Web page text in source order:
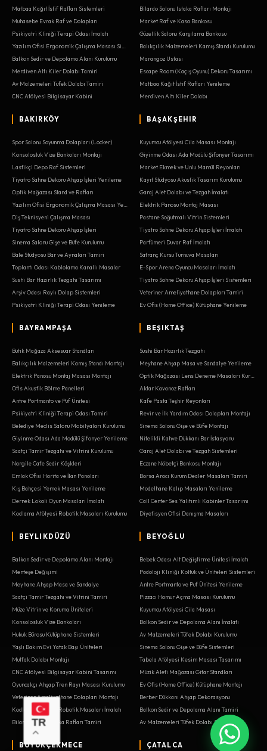
Matbaa Kağıt İstif Rafları Sistemleri
Muhasebe Evrak Raf ve Dolapları
Psikiyatri Kliniği Terapi Odası İmalatı
Balkon Sedir ve Depolama Alanı Kurulumu
Merdiven Altı Kiler Dolabı Tamiri
Av Malzemeleri Tüfek Dolabı Tamiri
CNC Atölyesi Bilgisayar Kabini
Bilardo Salonu Istaka Rafları Montajı
Market Raf ve Kasa Bankosu
Güzellik Salonu Karşılama Bankosu
Balıkçılık Malzemeleri Kamış Standı Kurulumu
Marangoz Ustası
Escape Room (Kaçış Oyunu) Dekoru Tasarımı
Matbaa Kağıt İstif Rafları Yenileme
Merdiven Altı Kiler Dolabı
BAKIRKÖY
Spor Salonu Soyunma Dolapları (Locker)
Konsolosluk Vize Bankoları Montajı
Lastikçi Depo Raf Sistemleri
Tiyatro Sahne Dekoru Ahşap İşleri Yenileme
Optik Mağazası Stand ve Rafları
Diş Teknisyeni Çalışma Masası
Tiyatro Sahne Dekoru Ahşap İşleri
Sinema Salonu Gişe ve Büfe Kurulumu
Bale Stüdyosu Bar ve Aynaları Tamiri
Toplantı Odası Kablolama Kanallı Masalar
Sushi Bar Hazırlık Tezgahı Tasarımı
Arşiv Odası Raylı Dolap Sistemleri
Psikiyatri Kliniği Terapi Odası Yenileme
BAŞAKŞEHIR
Kuyumcu Atölyesi Cila Masası Montajı
Giyinme Odası Ada Modülü Şifonyer Tasarımı
Market Ekmek ve Unlu Mamül Reyonları
Kayıt Stüdyosu Akustik Tasarım Kurulumu
Garaj Alet Dolabı ve Tezgah İmalatı
Elektrik Panosu Montaj Masası
Pastane Soğutmalı Vitrin Sistemleri
Tiyatro Sahne Dekoru Ahşap İşleri İmalatı
Parfümeri Duvar Raf İmalatı
Satranç Kursu Turnuva Masaları
E-Spor Arena Oyuncu Masaları İmalatı
Tiyatro Sahne Dekoru Ahşap İşleri Sistemleri
Veteriner Ameliyathane Dolapları Tamiri
Ev Ofis (Home Office) Kütüphane Yenileme
BAYRAMPAŞA
Butik Mağaza Aksesuar Standları
Balıkçılık Malzemeleri Kamış Standı Montajı
Elektrik Panosu Montaj Masası Montajı
Ofis Akustik Bölme Panelleri
Antre Portmanto ve Puf Ünitesi
Psikiyatri Kliniği Terapi Odası Tamiri
Belediye Meclis Salonu Mobilyaları Kurulumu
Giyinme Odası Ada Modülü Şifonyer Yenileme
Saatçi Tamir Tezgahı ve Vitrini Kurulumu
Nargile Cafe Sedir Köşkleri
Emlak Ofisi Harita ve İlan Panoları
Kış Bahçesi Yemek Masası Yenileme
Dernek Lokali Oyun Masaları İmalatı
Kodlama Atölyesi Robotik Masaları Kurulumu
BEŞIKTAŞ
Sushi Bar Hazırlık Tezgahı
Meyhane Ahşap Masa ve Sandalye Yenileme
Aktar Kavanoz Rafları
Kafe Pasta Teşhir Reyonları
Revir ve İlk Yardım Odası Dolapları Montajı
Sinema Salonu Gişe ve Büfe Montajı
Nitelikli Kahve Dükkanı Bar İstasyonu
Garaj Alet Dolabı ve Tezgah Sistemleri
Eczane Nöbetçi Bankosu Montajı
Borsa Aracı Kurum Dealer Masaları Tamiri
Modelhane Kalıp Masaları Yenileme
Call Center Ses Yalıtımlı Kabinler Tasarımı
Diyetisyen Ofisi Danışma Masaları
BEYLIKDÜZÜ
Balkon Sedir ve Depolama Alanı Montajı
Menteşe Değişimi
Meyhane Ahşap Masa ve Sandalye
Saatçi Tamir Tezgahı ve Vitrini Tamiri
Müze Vitrin ve Koruma Üniteleri
Konsolosluk Vize Bankoları
Hukuk Bürosu Kütüphane Sistemleri
Yaşlı Bakım Evi Yatak Başı Üniteleri
Mutfak Dolabı Montajı
CNC Atölyesi Bilgisayar Kabini Tasarımı
Oyuncakçı Ahşap Tren Rayı Masası Kurulumu
Veteriner Ameliyathane Dolapları Montajı
Kodlama Atölyesi Robotik Masaları İmalatı
Bilardo Salonu Istaka Rafları Tamiri
BEYOĞLU
Bebek Odası Alt Değiştirme Ünitesi İmalatı
Podoloji Kliniği Koltuk ve Üniteleri Sistemleri
Antre Portmanto ve Puf Ünitesi Yenileme
Pizzacı Hamur Açma Masası Kurulumu
Kuyumcu Atölyesi Cila Masası
Balkon Sedir ve Depolama Alanı İmalatı
Av Malzemeleri Tüfek Dolabı Kurulumu
Sinema Salonu Gişe ve Büfe Sistemleri
Tabela Atölyesi Kesim Masası Tasarımı
Müzik Aleti Mağazası Gitar Standları
Ev Ofis (Home Office) Kütüphane Montajı
Berber Dükkanı Ahşap Dekorasyonu
Balkon Sedir ve Depolama Alanı Tamiri
Av Malzemeleri Tüfek Dolabı Sistemleri
BÜYÜKÇEKMECE ÇATALCA
TR